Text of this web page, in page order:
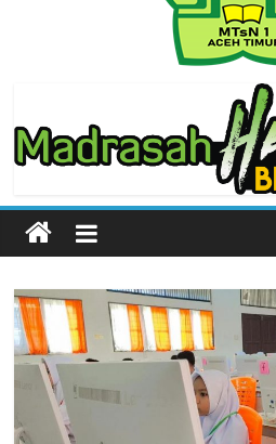
1
Aceh
Timur
Simpang
Ulim,
Aceh
Timur